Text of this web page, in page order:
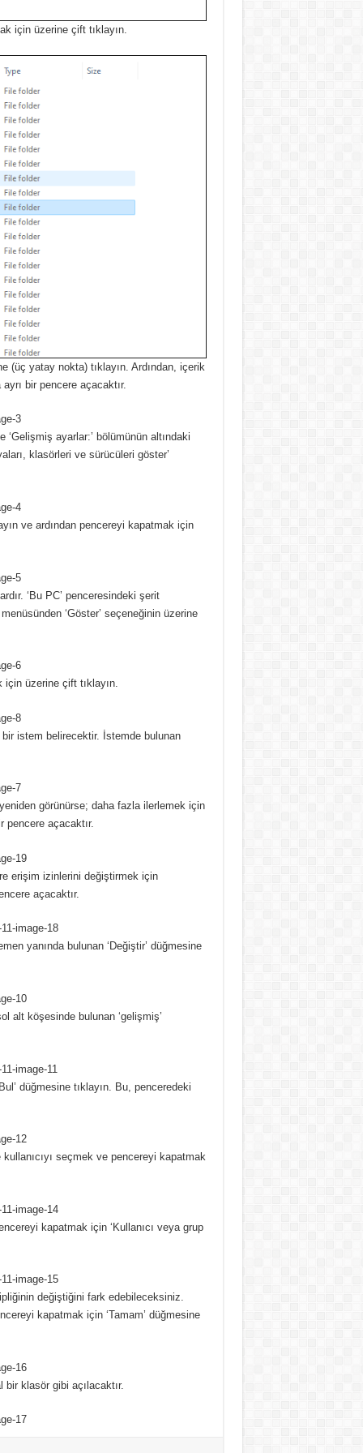
için üzerine çift tıklayın.
(üç yatay nokta) tıklayın. Ardından, içerik
ayrı bir pencere açacaktır.
‘Gelişmiş ayarlar:’ bölümünün altındaki
klasörleri ve sürücüleri göster’
ve ardından pencereyi kapatmak için
‘Bu PC’ penceresindeki şerit
‘Göster’ seçeneğinin üzerine
için üzerine çift tıklayın.
bir istem belirecektir. İstemde bulunan
görünürse; daha fazla ilerlemek için
pencere açacaktır.
erişim izinlerini değiştirmek için
açacaktır.
yanında bulunan ‘Değiştir’ düğmesine
alt köşesinde bulunan ‘gelişmiş’
düğmesine tıklayın. Bu, penceredeki
kullanıcıyı seçmek ve pencereyi kapatmak
kapatmak için ‘Kullanıcı veya grup
değiştiğini fark edebileceksiniz.
kapatmak için ‘Tamam’ düğmesine
klasör gibi açılacaktır.